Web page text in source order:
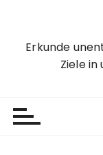
Erkunde
Ziele in